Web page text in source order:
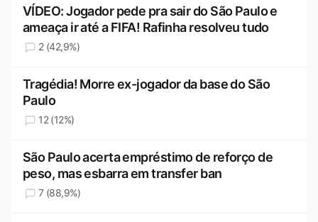
VÍDEO: Jogador pede pra sair do São Paulo e
ameaça ir até a FIFA! Rafinha resolveu tudo
2 (42,9%)
Tragédia! Morre ex-jogador da base do São
Paulo
12 (12%)
São Paulo acerta empréstimo de reforço de
peso, mas esbarra em transfer ban
7 (88,9%)